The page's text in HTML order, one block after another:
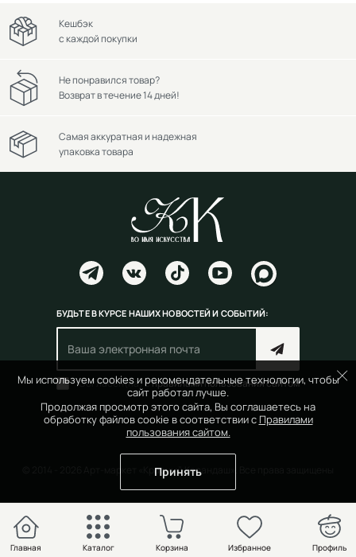
Мы используем cookies и рекомендательные технологии, чтобы
сайт работал лучше.
Продолжая просмотр этого сайта, Вы соглашаетесь на
обработку файлов cookie в соответствии с Правилами
пользования сайтом.
Принять
Кешбэк
с каждой покупки
Не понравился товар?
Возврат в течение 14 дней!
Самая аккуратная и надежная
упаковка товара
БУДЬТЕ В КУРСЕ НАШИХ НОВОСТЕЙ И СОБЫТИЙ:
Согласен(на) справилами пользования сайтом
© 2014 - 2026 Арт-маркет «Красный Карандаш». Все права защищены
Главная Каталог Избранное Профиль
Корзина